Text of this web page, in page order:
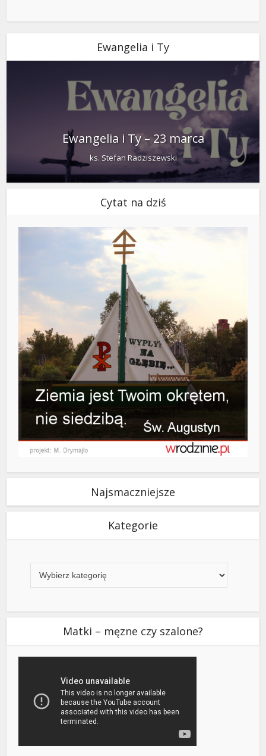
Ewangelia i Ty
Ewangelia i Ty – 23 marca
ks. Stefan Radziszewski
Cytat na dziś
Najsmaczniejsze
Kategorie
Matki – męzne czy szalone?